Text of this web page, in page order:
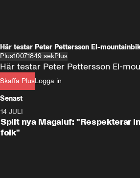
Här testar Peter Pettersson El-
Plus10.07.1849 sekPlus
Skaffa PlusLogga in
Här testar Peter Pettersson El-
Senast
14 JULI
Split nya Magaluf: "Respekterar
folk"